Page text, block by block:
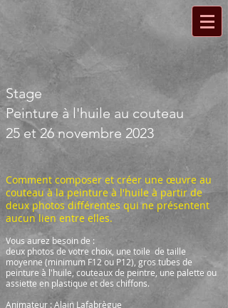
Stage
Peinture à l'huile au couteau
25 et 26 novembre 2023
Comment composer et créer une œuvre au
couteau à la peinture à l'huile à partir de
deux photos différentes qui ne présentent
aucun lien entre elles.
Vous aurez besoin de :
deux photos de votre choix, une toile de taille
moyenne (minimum F12 ou P12), gros tubes de
peinture à l'huile, couteaux de peintre, une palette ou
assiette en plastique et des chiffons.
Animateur : Alain Lafabrègue